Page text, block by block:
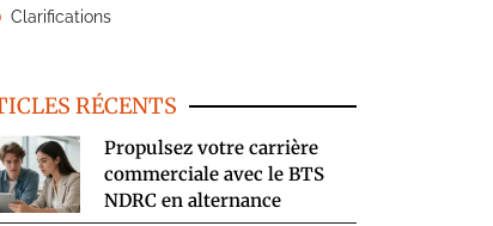
Clarifications
RÉCENTS
Propulsez votre carrière
commerciale avec le BTS
NDRC en alternance